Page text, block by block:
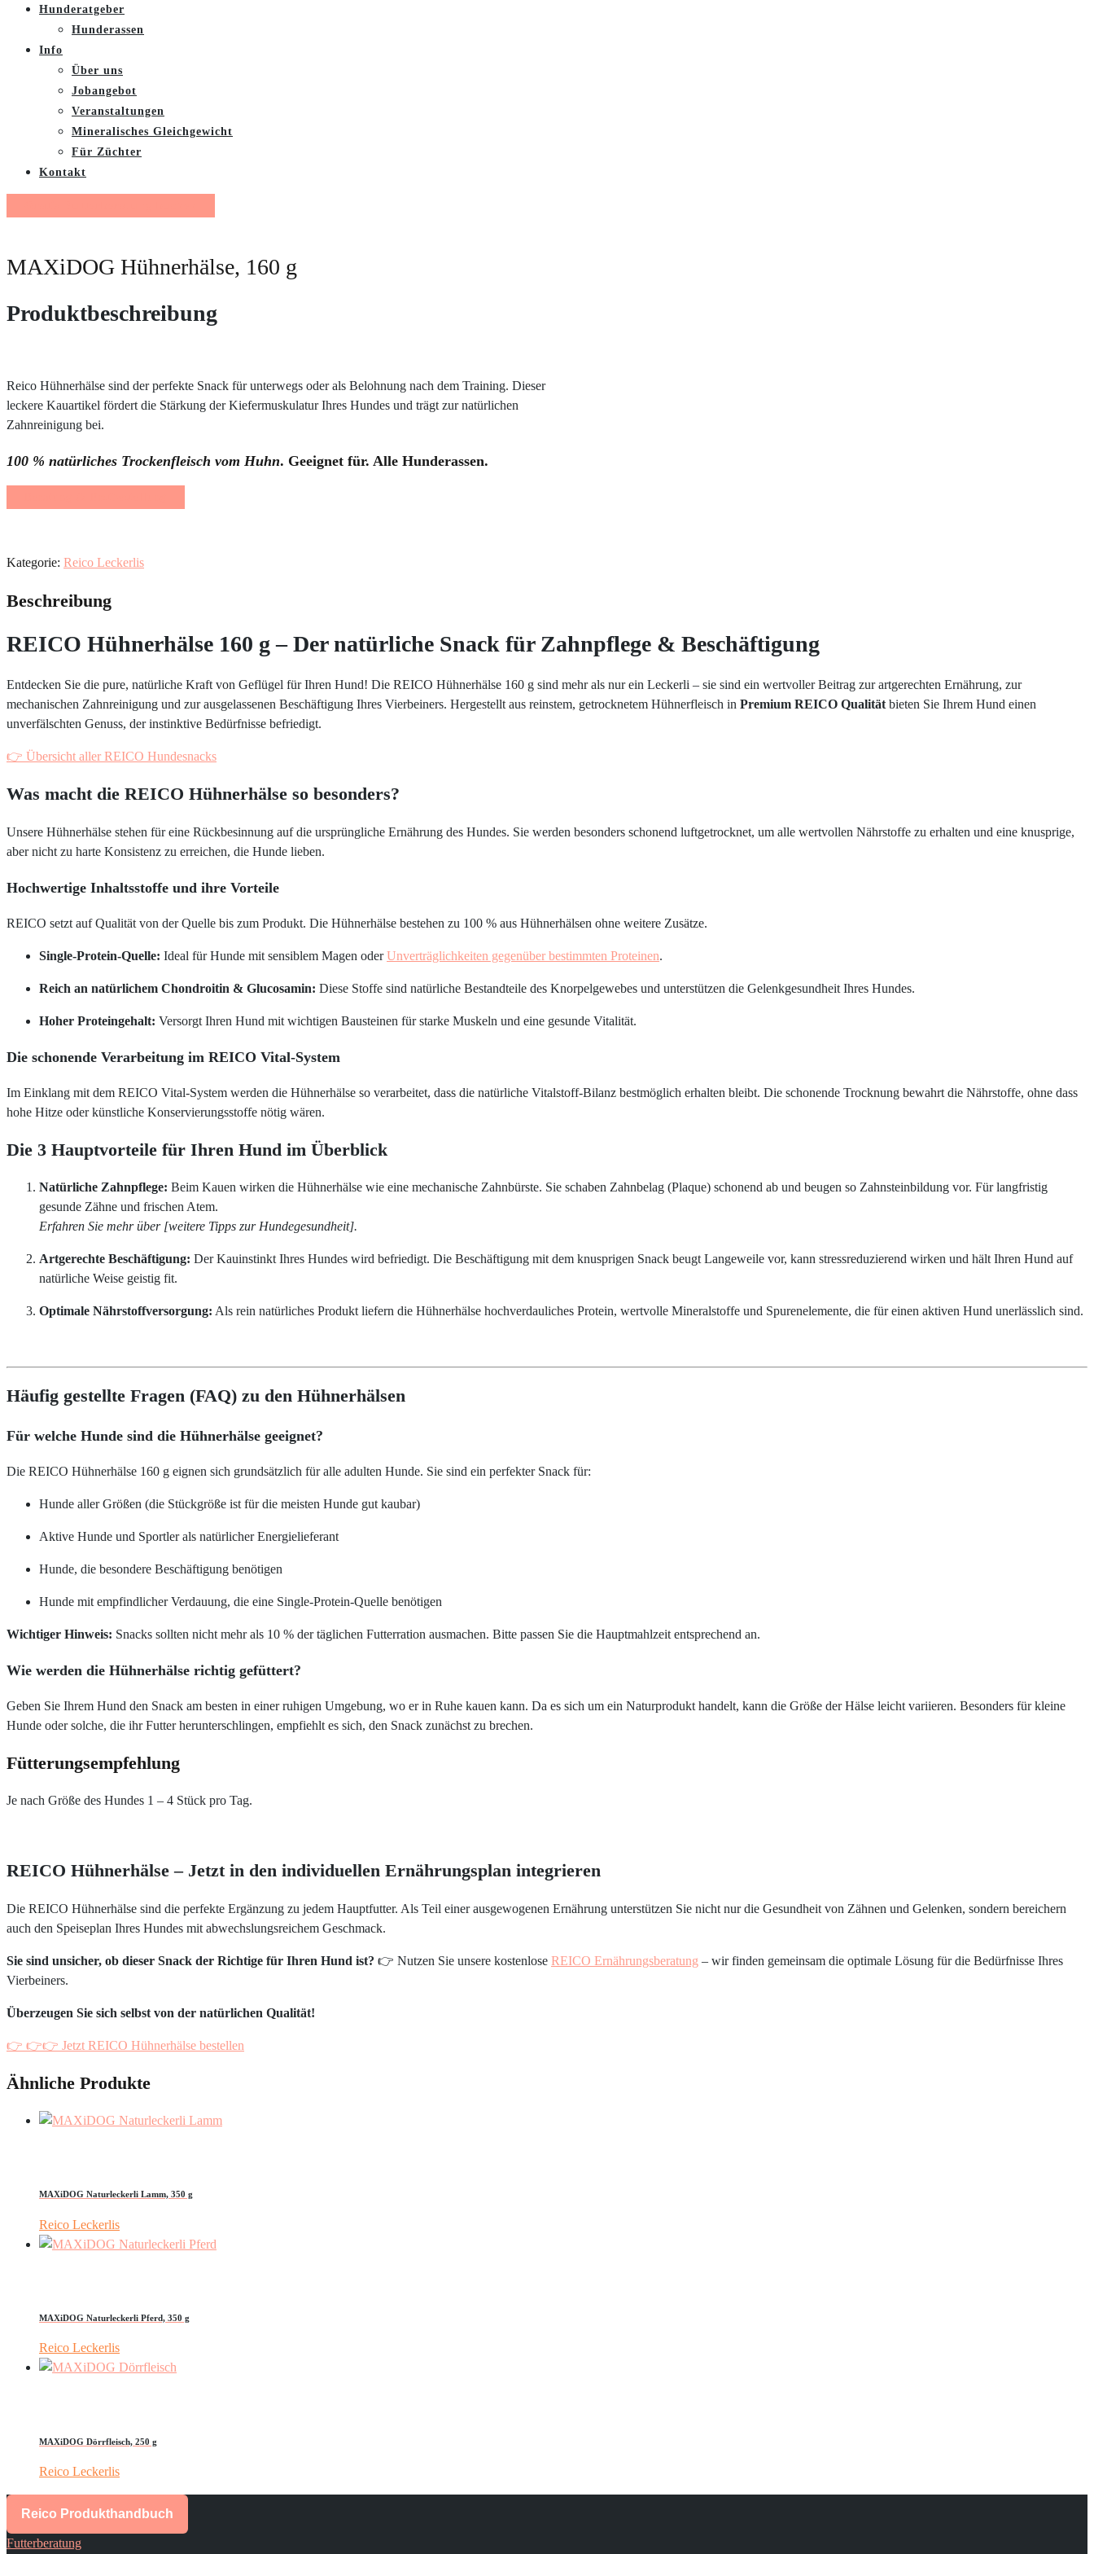
Hunderatgeber
Hunderassen
Info
Über uns
Jobangebot
Veranstaltungen
Mineralisches Gleichgewicht
Für Züchter
Kontakt
MAXiDOG Hühnerhälse, 160 g
Produktbeschreibung
Reico Hühnerhälse sind der perfekte Snack für unterwegs oder als Belohnung nach dem Training. Dieser
leckere Kauartikel fördert die Stärkung der Kiefermuskulatur Ihres Hundes und trägt zur natürlichen
Zahnreinigung bei.
100 % natürliches Trockenfleisch vom Huhn. Geeignet für. Alle Hunderassen.
Kategorie: Reico Leckerlis
Beschreibung
REICO Hühnerhälse 160 g – Der natürliche Snack für Zahnpflege & Beschäftigung
Entdecken Sie die pure, natürliche Kraft von Geflügel für Ihren Hund! Die REICO Hühnerhälse 160 g sind mehr als nur ein Leckerli – sie sind ein wertvoller Beitrag zur artgerechten Ernährung, zur
mechanischen Zahnreinigung und zur ausgelassenen Beschäftigung Ihres Vierbeiners. Hergestellt aus reinstem, getrocknetem Hühnerfleisch in Premium REICO Qualität bieten Sie Ihrem Hund einen
unverfälschten Genuss, der instinktive Bedürfnisse befriedigt.
👉 Übersicht aller REICO Hundesnacks
Was macht die REICO Hühnerhälse so besonders?
Unsere Hühnerhälse stehen für eine Rückbesinnung auf die ursprüngliche Ernährung des Hundes. Sie werden besonders schonend luftgetrocknet, um alle wertvollen Nährstoffe zu erhalten und eine knusprige,
aber nicht zu harte Konsistenz zu erreichen, die Hunde lieben.
Hochwertige Inhaltsstoffe und ihre Vorteile
REICO setzt auf Qualität von der Quelle bis zum Produkt. Die Hühnerhälse bestehen zu 100 % aus Hühnerhälsen ohne weitere Zusätze.
Single-Protein-Quelle: Ideal für Hunde mit sensiblem Magen oderUnverträglichkeiten gegenüber bestimmten Proteinen.
Reich an natürlichem Chondroitin & Glucosamin: Diese Stoffe sind natürliche Bestandteile des Knorpelgewebes und unterstützen die Gelenkgesundheit Ihres Hundes.
Hoher Proteingehalt: Versorgt Ihren Hund mit wichtigen Bausteinen für starke Muskeln und eine gesunde Vitalität.
Die schonende Verarbeitung im REICO Vital-System
Im Einklang mit dem REICO Vital-System werden die Hühnerhälse so verarbeitet, dass die natürliche Vitalstoff-Bilanz bestmöglich erhalten bleibt. Die schonende Trocknung bewahrt die Nährstoffe, ohne dass
hohe Hitze oder künstliche Konservierungsstoffe nötig wären.
Die 3 Hauptvorteile für Ihren Hund im Überblick
Natürliche Zahnpflege: Beim Kauen wirken die Hühnerhälse wie eine mechanische Zahnbürste. Sie schaben Zahnbelag (Plaque) schonend ab und beugen so Zahnsteinbildung vor. Für langfristig
gesunde Zähne und frischen Atem.
Erfahren Sie mehr über [weitere Tipps zur Hundegesundheit].
Artgerechte Beschäftigung: Der Kauinstinkt Ihres Hundes wird befriedigt. Die Beschäftigung mit dem knusprigen Snack beugt Langeweile vor, kann stressreduzierend wirken und hält Ihren Hund auf
natürliche Weise geistig fit.
Optimale Nährstoffversorgung: Als rein natürliches Produkt liefern die Hühnerhälse hochverdauliches Protein, wertvolle Mineralstoffe und Spurenelemente, die für einen aktiven Hund unerlässlich sind.
Häufig gestellte Fragen (FAQ) zu den Hühnerhälsen
Für welche Hunde sind die Hühnerhälse geeignet?
Die REICO Hühnerhälse 160 g eignen sich grundsätzlich für alle adulten Hunde. Sie sind ein perfekter Snack für:
Hunde aller Größen (die Stückgröße ist für die meisten Hunde gut kaubar)
Aktive Hunde und Sportler als natürlicher Energielieferant
Hunde, die besondere Beschäftigung benötigen
Hunde mit empfindlicher Verdauung, die eine Single-Protein-Quelle benötigen
Wichtiger Hinweis: Snacks sollten nicht mehr als 10 % der täglichen Futterration ausmachen. Bitte passen Sie die Hauptmahlzeit entsprechend an.
Wie werden die Hühnerhälse richtig gefüttert?
Geben Sie Ihrem Hund den Snack am besten in einer ruhigen Umgebung, wo er in Ruhe kauen kann. Da es sich um ein Naturprodukt handelt, kann die Größe der Hälse leicht variieren. Besonders für kleine
Hunde oder solche, die ihr Futter herunterschlingen, empfiehlt es sich, den Snack zunächst zu brechen.
Fütterungsempfehlung
Je nach Größe des Hundes 1 – 4 Stück pro Tag.
REICO Hühnerhälse – Jetzt in den individuellen Ernährungsplan integrieren
Die REICO Hühnerhälse sind die perfekte Ergänzung zu jedem Hauptfutter. Als Teil einer ausgewogenen Ernährung unterstützen Sie nicht nur die Gesundheit von Zähnen und Gelenken, sondern bereichern
auch den Speiseplan Ihres Hundes mit abwechslungsreichem Geschmack.
Sie sind unsicher, ob dieser Snack der Richtige für Ihren Hund ist? 👉 Nutzen Sie unsere kostenlose REICO Ernährungsberatung – wir finden gemeinsam die optimale Lösung für die Bedürfnisse Ihres
Vierbeiners.
Überzeugen Sie sich selbst von der natürlichen Qualität!
👉 👉👉 Jetzt REICO Hühnerhälse bestellen
Ähnliche Produkte
MAXiDOG Naturleckerli Lamm, 350 g
Reico Leckerlis
MAXiDOG Naturleckerli Pferd, 350 g
Reico Leckerlis
MAXiDOG Dörrfleisch, 250 g
Reico Leckerlis
Reico Produkthandbuch
Futterberatung